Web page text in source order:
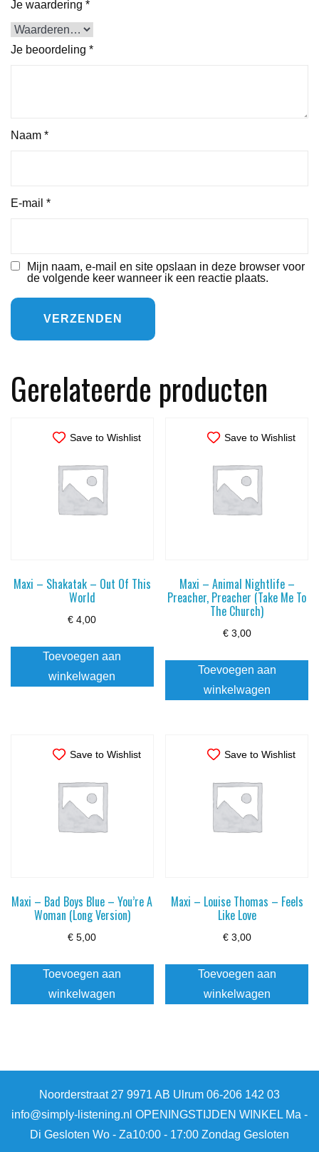
Je waardering *
Je beoordeling *
Naam *
E-mail *
Mijn naam, e-mail en site opslaan in deze browser voor
de volgende keer wanneer ik een reactie plaats.
Gerelateerde producten
Save to Wishlist
Maxi – Shakatak – Out Of This
World
€ 4,00
Toevoegen aan
winkelwagen
Save to Wishlist
Maxi – Animal Nightlife –
Preacher, Preacher (Take Me To
The Church)
€3,00
Toevoegen aan
winkelwagen
Save to Wishlist
Maxi – Bad Boys Blue – You’re A
Woman (Long Version)
€ 5,00
Toevoegen aan
winkelwagen
Save to Wishlist
Maxi – Louise Thomas – Feels
Like Love
€3,00
Toevoegen aan
winkelwagen
Noorderstraat 27 9971 AB Ulrum 06-206 142 03
info@simply-listening.nl OPENINGSTIJDEN WINKEL Ma -
Di Gesloten Wo - Za10:00 - 17:00 Zondag Gesloten